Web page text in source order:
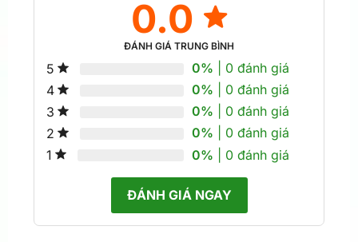
0.0
ĐÁNH GIÁ TRUNG BÌNH
5 0% | 0 đánh giá
4
0% | 0 đánh giá
3
0% | 0 đánh giá
2
0% | 0 đánh giá
1
0% | 0 đánh giá
ĐÁNH GIÁ NGAY